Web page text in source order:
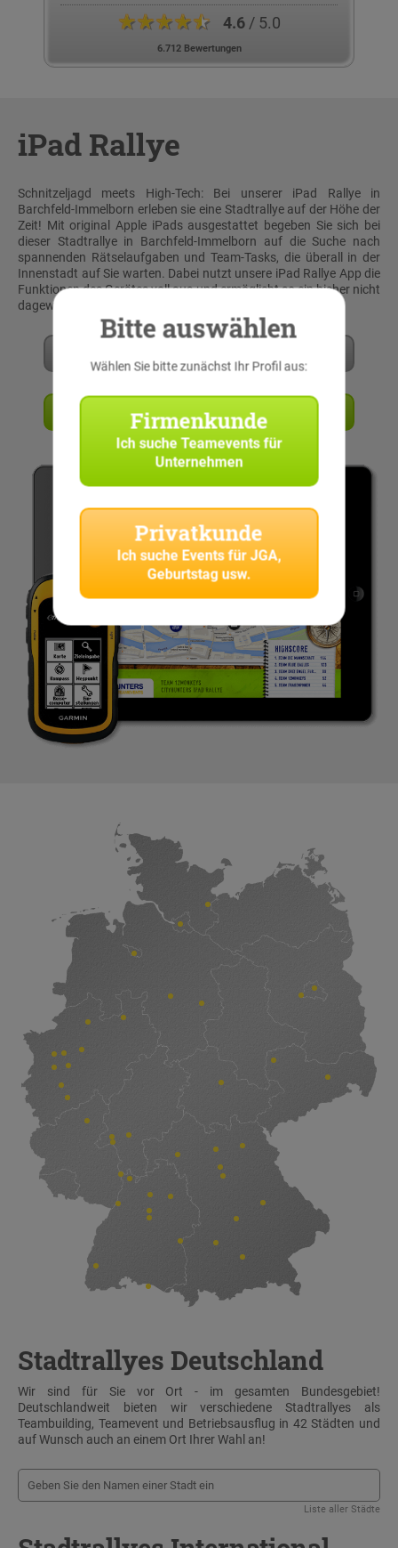
★★★★★ 4.6/ 5.0
6.712 Bewertungen
iPad Rallye
Schnitzeljagd meets High-Tech: Bei unserer iPad Rallye in
Barchfeld-Immelborn erleben sie eine Stadtrallye auf der Höhe der
Zeit! Mit original Apple iPads ausgestattet begeben Sie sich bei
dieser Stadtrallye in Barchfeld-Immelborn auf die Suche nach
spannenden Rätselaufgaben und Team-Tasks, die überall in der
Innenstadt auf Sie warten. Dabei nutzt unsere iPad Rallye App die
Funktionen des Gerätes voll aus und ermöglicht so ein bisher nicht
dagewesenes multimediales Stadtrallye-Erlebnis!
Angebot anfordern
Stadtrallyes Deutschland
Wir sind für Sie vor Ort - im gesamten Bundesgebiet!
Deutschlandweit bieten wir verschiedene Stadtrallyes als
Teambuilding, Teamevent und Betriebsausflug in 42 Städten und
auf Wunsch auch an einem Ort Ihrer Wahl an!
Liste aller Städte
Bitte auswählen
Wählen Sie bitte zunächst Ihr Profil aus:
Firmenkunde
Ich sucheTeamevents für
Unternehmen
Privatkunde
Ich suche Events für JGA,
Geburtstag usw.